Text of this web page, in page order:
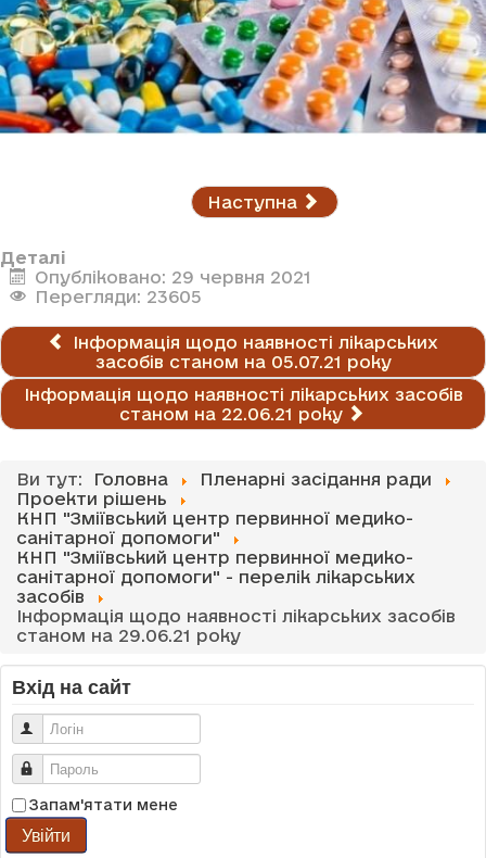
Наступна
Деталі
Опубліковано: 29 червня 2021
Перегляди: 23605
Інформація щодо наявності лікарських
засобів станом на 05.07.21 року
Інформація щодо наявності лікарських засобів
станом на 22.06.21 року
Ви тут: Головна
Пленарні засідання ради
Проекти рішень
КНП "Зміївський центр первинної медико-
санітарної допомоги"
КНП "Зміївський центр первинної медико-
санітарної допомоги" - перелік лікарських
засобів
Інформація щодо наявності лікарських засобів
станом на 29.06.21 року
Вхід на сайт
Логін
Пароль
Запам'ятати мене
Увійти